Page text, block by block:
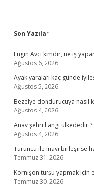
Sidebar
Son Yazılar
Engin Avcı kimdir, ne iş
Ağustos 6, 2026
Ayak yaraları kaç günde
Ağustos 5, 2026
Bezelye dondurucuya nasıl
Ağustos 4, 2026
Anav şehri hangi ülkededir ?
Ağustos 4, 2026
Turuncu ile mavi birleşirse
Temmuz 31, 2026
Kornişon turşu yapmak için
Temmuz 30, 2026